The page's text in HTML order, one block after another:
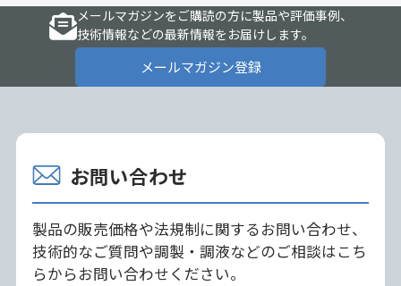
メールマガジンをご購読の方に製品や評価事例、
技術情報などの最新情報をお届けします。
メールマガジン登録
お問い合わせ
製品の販売価格や法規制に関するお問い合わせ、
技術的なご質問や調製・調液などのご相談はこち
らからお問い合わせください。